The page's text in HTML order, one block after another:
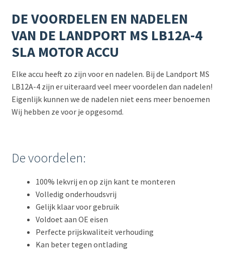
DE VOORDELEN EN NADELEN
VAN DE LANDPORT MS LB12A-4
SLA MOTOR ACCU
Elke accu heeft zo zijn voor en nadelen. Bij de Landport MS
LB12A-4 zijn er uiteraard veel meer voordelen dan nadelen!
Eigenlijk kunnen we de nadelen niet eens meer benoemen
Wij hebben ze voor je opgesomd.
De voordelen:
100% lekvrij en op zijn kant te monteren
Volledig onderhoudsvrij
Gelijk klaar voor gebruik
Voldoet aan OE eisen
Perfecte prijskwaliteit verhouding
Kan beter tegen ontlading